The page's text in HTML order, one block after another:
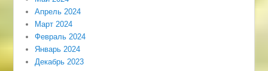
Апрель 2024
Март 2024
Февраль 2024
Январь 2024
Декабрь 2023